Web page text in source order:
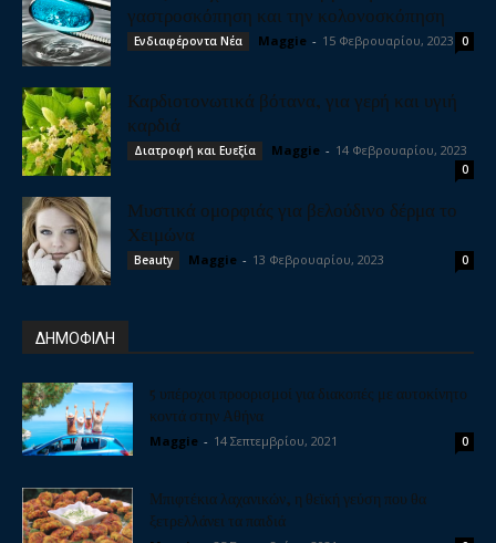
γαστροσκόπηση και την κολονοσκόπηση
Ενδιαφέροντα Νέα Maggie - 15 Φεβρουαρίου, 2023 0
Καρδιοτονωτικά βότανα, για γερή και υγιή
καρδιά
Διατροφή και Ευεξία Maggie - 14 Φεβρουαρίου, 2023
0
Μυστικά ομορφιάς για βελούδινο δέρμα το
Χειμώνα
Beauty Maggie - 13 Φεβρουαρίου, 2023 0
ΔΗΜΟΦΙΛΗ
5 υπέροχοι προορισμοί για διακοπές με αυτοκίνητο
κοντά στην Αθήνα
Maggie - 14 Σεπτεμβρίου, 2021 0
Μπιφτέκια λαχανικών, η θεϊκή γεύση που θα
ξετρελλάνει τα παιδιά